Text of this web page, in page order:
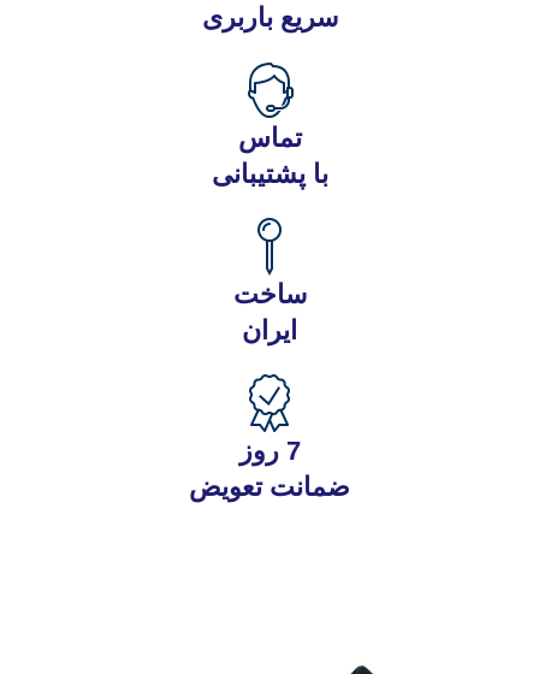
سریع باربری
تماس
با پشتیبانی
ساخت
ایران
7 روز
ضمانت تعویض